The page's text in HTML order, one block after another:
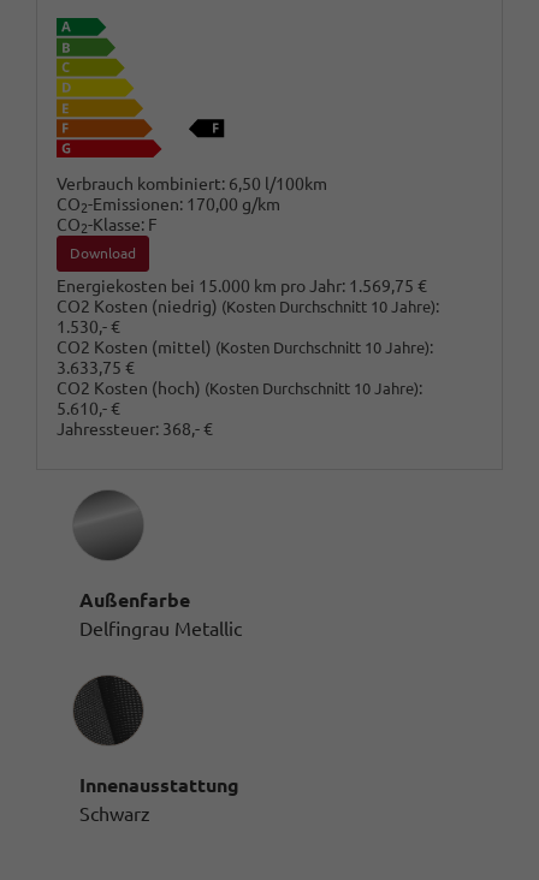
Verbrauch kombiniert: 6,50 l/100km
CO2-Emissionen: 170,00 g/km
CO2-Klasse: F
Download
Energiekosten bei 15.000 km pro Jahr: 1.569,75 €
CO2 Kosten (niedrig) (Kosten Durchschnitt 10 Jahre):
1.530,- €
CO2 Kosten (mittel) (Kosten Durchschnitt 10 Jahre):
3.633,75 €
CO2 Kosten (hoch) (Kosten Durchschnitt 10 Jahre):
5.610,- €
Jahressteuer: 368,- €
Außenfarbe
Delfingrau Metallic
Innenausstattung
Innenausstattung
Schwarz